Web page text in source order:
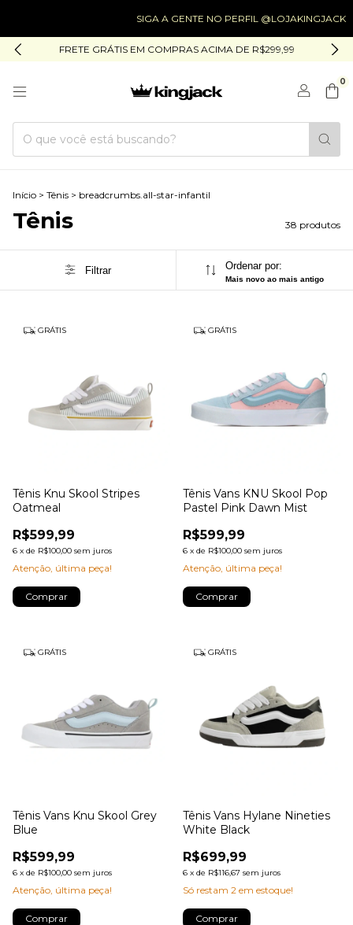
SIGA A GENTE NO PERFIL @LOJAKINGJACK
FRETE GRÁTIS EM COMPRAS ACIMA DE R$299,99
0
Início > Tênis > breadcrumbs.all-star-infantil
Tênis 38 produtos
Filtrar Ordenar por:
Mais novo ao mais antigo
GRÁTIS
Tênis Knu Skool Stripes
Oatmeal
R$599,99
6 x de R$100,00 sem juros
Atenção, última peça!
Comprar
GRÁTIS
Tênis Vans KNU Skool Pop
Pastel Pink Dawn Mist
R$599,99
6 x de R$100,00 sem juros
Atenção, última peça!
Comprar
GRÁTIS
Tênis Vans Knu Skool Grey
Blue
R$599,99
6 x de R$100,00 sem juros
Atenção, última peça!
Comprar
GRÁTIS
Tênis Vans Hylane Nineties
White Black
R$699,99
6 x de R$116,67 sem juros
Só restam 2 em estoque!
Comprar